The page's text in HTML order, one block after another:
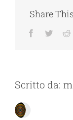
Share
Facebook
Twitter
Scritto da: